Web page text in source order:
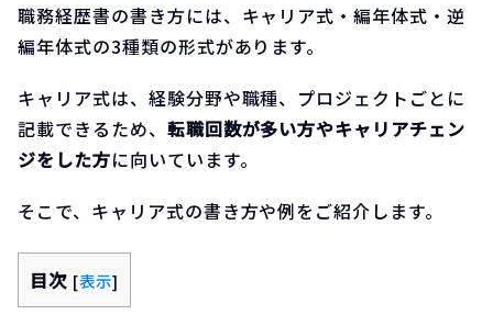
職務経歴書の書き方には、キャリア式・編年体式・逆
編年体式の3種類の形式があります。
キャリア式は、経験分野や職種、プロジェクトごとに
記載できるため、 転職回数が多い方やキャリアチェン
ジをした方に向いています。
そこで、キャリア式の書き方や例をご紹介します。
目次 [表示]